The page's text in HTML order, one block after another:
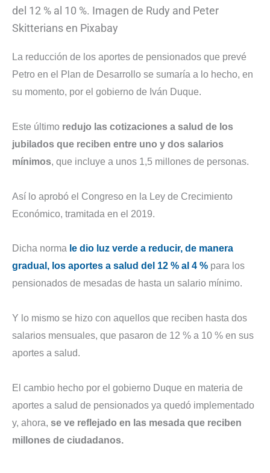
del 12 % al 10 %. Imagen de Rudy and Peter
Skitterians en Pixabay
La reducción de los aportes de pensionados que prevé
Petro en el Plan de Desarrollo se sumaría a lo hecho, en
su momento, por el gobierno de Iván Duque.
Este último redujo las cotizaciones a salud de los
jubilados que reciben entre uno y dos salarios
mínimos, que incluye a unos 1,5 millones de personas.
Así lo aprobó el Congreso en la Ley de Crecimiento
Económico, tramitada en el 2019.
Dicha norma le dio luz verde a reducir, de manera
gradual, los aportes a salud del 12 % al 4 % para los
pensionados de mesadas de hasta un salario mínimo.
Y lo mismo se hizo con aquellos que reciben hasta dos
salarios mensuales, que pasaron de 12 % a 10 % en sus
aportes a salud.
El cambio hecho por el gobierno Duque en materia de
aportes a salud de pensionados ya quedó implementado
y, ahora, se ve reflejado en las mesada que reciben
millones de ciudadanos.